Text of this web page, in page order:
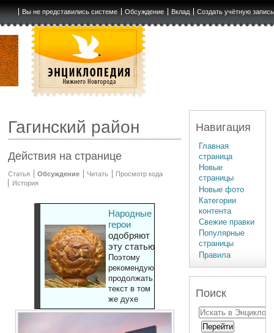
Вы не представились системе Обсуждение Вклад Создать учётную запись
Гагинский район
Действия на странице
Статья Обсуждение Читать
Просмотр кода
История
Народные
герои
одобряют
эту статью
Поэтому
рекомендуют
продолжать
текст в том
же духе
Навигация
Главная
страница
Новые
страницы
Новые фото
Категории
контента
Свежие правки
Популярные
страницы
Правила
Поиск